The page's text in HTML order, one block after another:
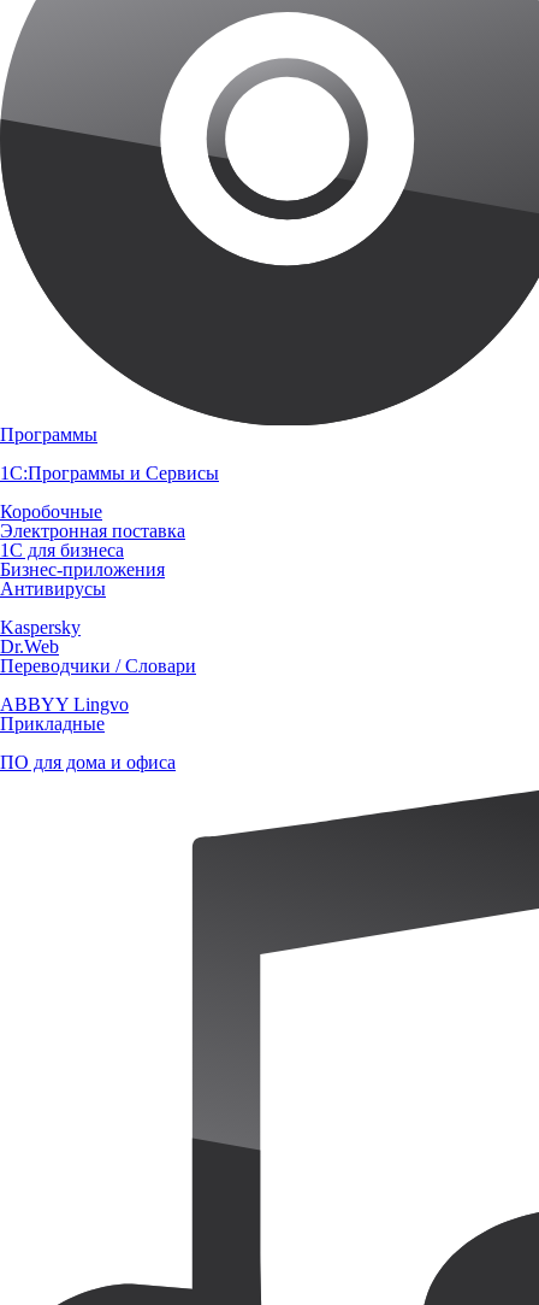
Программы
1С:Программы и Сервисы
Коробочные
Электронная поставка
1С для бизнеса
Бизнес-приложения
Антивирусы
Kaspersky
Dr.Web
Переводчики / Словари
ABBYY Lingvo
Прикладные
ПО для дома и офиса